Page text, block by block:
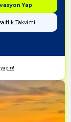
Yap
Takvimi